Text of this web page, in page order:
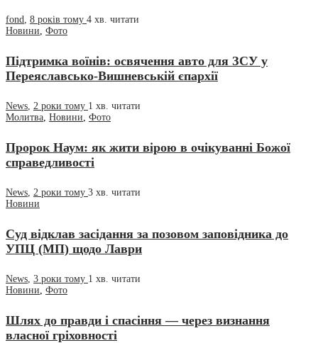
fond, 8 років тому 4 хв. читати
Новини, Фото
Підтримка воїнів: освячення авто для ЗСУ у
Переяславсько-Вишневській єпархії
News, 2 роки тому 1 хв. читати
Молитва, Новини, Фото
Пророк Наум: як жити вірою в очікуванні Божої
справедливості
News 2 роки тому 3 хв. читати
Новини
Суд відклав засідання за позовом заповідника до
УПЦ (МП) щодо Лаври
News 3 роки тому 1 хв. читати
Новини Фото
Шлях до правди і спасіння — через визнання
власної гріховності